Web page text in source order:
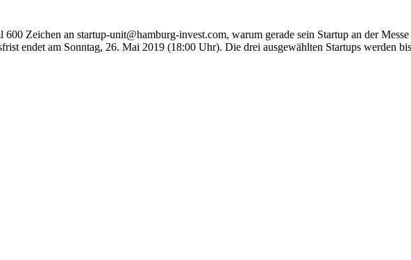
Zeichen an startup-unit@hamburg-invest.com, warum gerade sein Startup an der
endet am Sonntag, 26. Mai 2019 (18:00 Uhr). Die drei ausgewählten Startups werden